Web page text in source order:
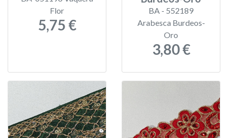
Flor
5,75 €
BA - 552189
Arabesca Burdeos-
Oro
3,80 €